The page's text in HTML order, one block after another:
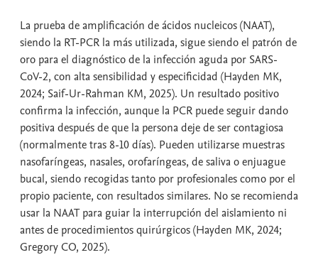
La prueba de amplificación de ácidos nucleicos (NAAT),
siendo la RT-PCR la más utilizada, sigue siendo el patrón de
oro para el diagnóstico de la infección aguda por SARS-
CoV-2, con alta sensibilidad y especificidad (Hayden MK,
2024; Saif-Ur-Rahman KM, 2025). Un resultado positivo
confirma la infección, aunque la PCR puede seguir dando
positiva después de que la persona deje de ser contagiosa
(normalmente tras 8-10 días). Pueden utilizarse muestras
nasofaríngeas, nasales, orofaríngeas, de saliva o enjuague
bucal, siendo recogidas tanto por profesionales como por el
propio paciente, con resultados similares. No se recomienda
usar la NAAT para guiar la interrupción del aislamiento ni
antes de procedimientos quirúrgicos (Hayden MK, 2024;
Gregory CO, 2025).